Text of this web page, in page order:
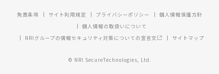
免責条項 サイト利用規定 プライバシーポリシー
個人情報保護方針
個人情報の取扱いについて
NRIグループの情報セキュリティ対策についての宣言文
サイトマップ
© NRI SecureTechnologies, Ltd.